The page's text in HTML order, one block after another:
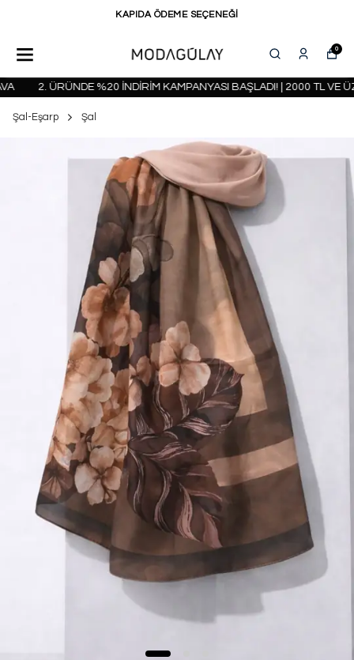
KAPIDA ÖDEME SEÇENEĞİ
0
2. ÜRÜNDE %20 İNDİRİM KAMPANYASI BAŞLADI! | 2000 TL VE
Şal-Eşarp Şal